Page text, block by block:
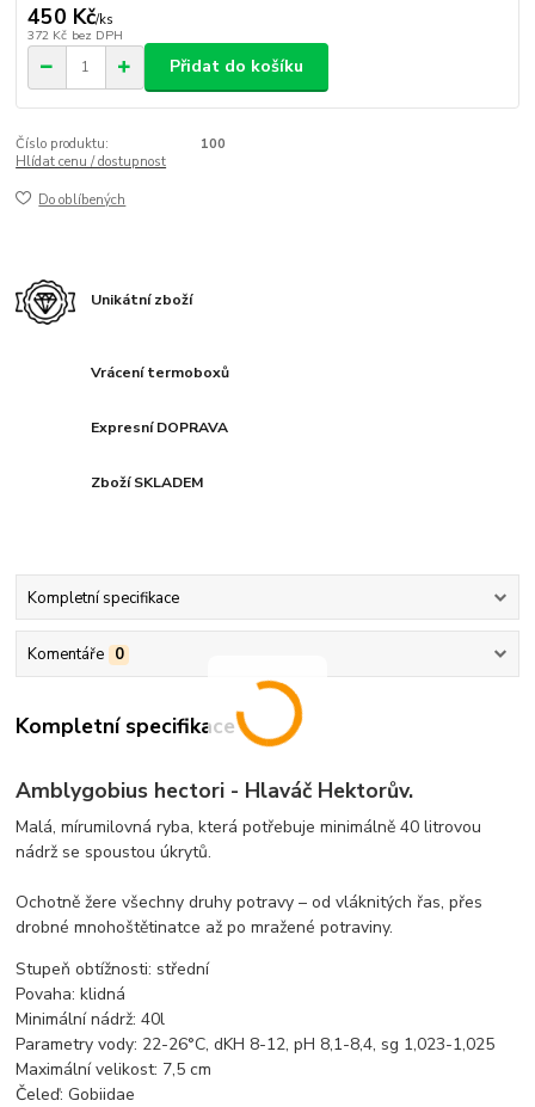
450 Kč/ks
372 Kč bez DPH
Přidat do košíku
Číslo produktu:
100
Hlídat cenu / dostupnost
Do oblíbených
Unikátní zboží
Vrácení termoboxů
Expresní DOPRAVA
Zboží SKLADEM
Kompletní specifikace
Komentáře 0
Kompletní specifikace
Amblygobius hectori - Hlaváč Hektorův.
Malá, mírumilovná ryba, která potřebuje minimálně 40 litrovou
nádrž se spoustou úkrytů.
Ochotně žere všechny druhy potravy – od vláknitých řas, přes
drobné mnohoštětinatce až po mražené potraviny.
Stupeň obtížnosti: střední
Povaha: klidná
Minimální nádrž: 40l
Parametry vody: 22-26°C, dKH 8-12, pH 8,1-8,4, sg 1,023-1,025
Maximální velikost: 7,5 cm
Čeleď: Gobiidae